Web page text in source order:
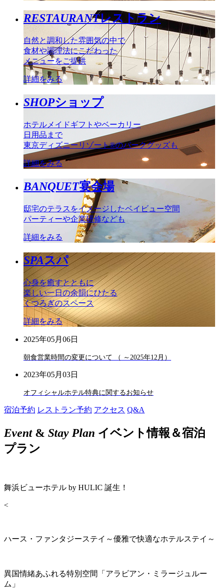
RESTAURANTレストラン
自然と調和した雰囲気の中で
食材や調理法にこだわった
メニューをご提供
詳細をみる
SHOPショップ
ホテルメイドギフトやベーカリー
日用品まで
東京ディズニーリゾート®のパークグッズも
詳細をみる
BANQUET宴会場
邸宅のテラスをイメージしたベイビュー空間
パーティーや企業研修なども
詳細をみる
SPAスパ
心身を癒すとともに
楽しい一日の余韻にひたる
くつろぎのスペース
詳細をみる
2025年05月06日
朝食営業時間の変更について （ ～2025年12月）
2023年05月03日
オフィシャルホテル特典に関するお知らせ
宿泊予約 レストラン予約 アクセス Q&A
Event& Stay Plan イベント情報＆宿泊
プラン
舞浜ビューホテル by HULIC 誕生！
<
ハース・ファンタジーステイ～優雅で快適なホテルステイ～
異国情緒あふれる特別空間「アラビアン・ミラージュルー
ム」